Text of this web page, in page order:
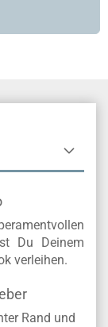
Du Deinem
verleihen.
Rand und